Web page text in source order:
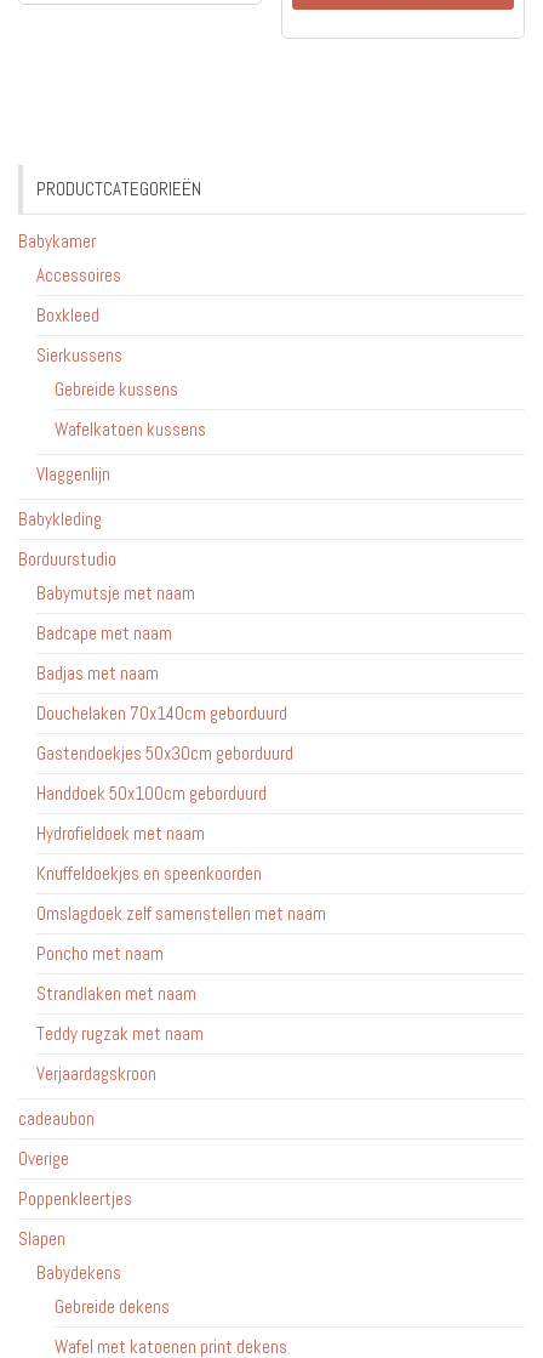
PRODUCTCATEGORIEËN
Babykamer
Accessoires
Boxkleed
Sierkussens
Gebreide kussens
Wafelkatoen kussens
Vlaggenlijn
Babykleding
Borduurstudio
Babymutsje met naam
Badcape met naam
Badjas met naam
Douchelaken 70x140cm geborduurd
Gastendoekjes 50x30cm geborduurd
Handdoek 50x100cm geborduurd
Hydrofieldoek met naam
Knuffeldoekjes en speenkoorden
Omslagdoek zelf samenstellen met naam
Poncho met naam
Strandlaken met naam
Teddy rugzak met naam
Verjaardagskroon
cadeaubon
Overige
Poppenkleertjes
Slapen
Babydekens
Gebreide dekens
Wafel met katoenen print dekens